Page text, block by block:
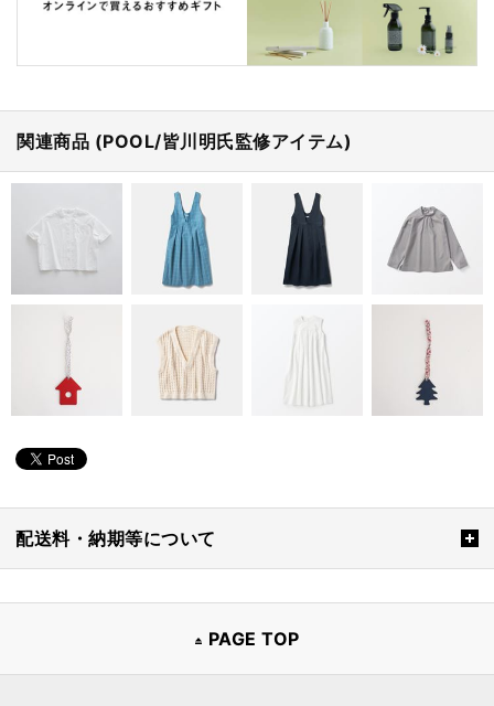
関連商品 (POOL/皆川明氏監修アイテム)
配送料・納期等について
PAGE TOP